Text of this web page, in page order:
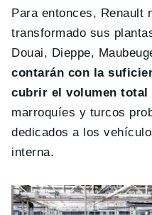
Para entonces, Renault
transformado sus
Douai, Dieppe,
contarán con la
cubrir el volumen total
marroquíes y turcos
dedicados a los
interna.